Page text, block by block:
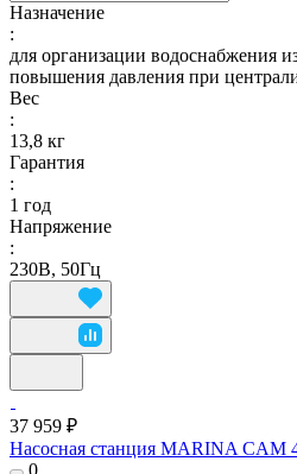
Назначение
:
для организации водоснабжения
повышения давления при
Вес
:
13,8 кг
Гарантия
:
1 год
Напряжение
:
230В, 50Гц
37 959 ₽
Насосная станция MARINA CAM
0